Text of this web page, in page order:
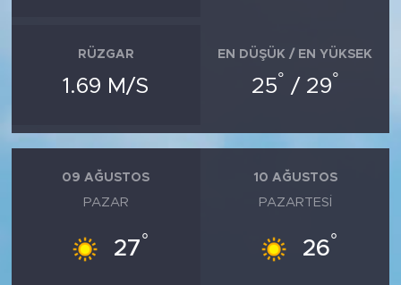
RÜZGAR
1.69 M/S
EN DÜŞÜK / EN YÜKSEK
25° / 29°
09 AĞUSTOS
PAZAR
27°
10 AĞUSTOS
PAZARTESI
26°